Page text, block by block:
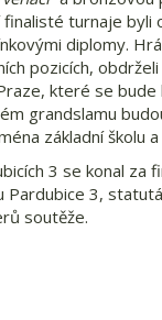
finalisté turnaje byli
diplomy.
pozicích, obdrželi
které se
grandslamu
základní školu a
3 se konal za
Pardubice 3,
soutěže.